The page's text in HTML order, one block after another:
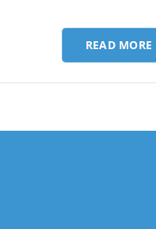
READ MORE